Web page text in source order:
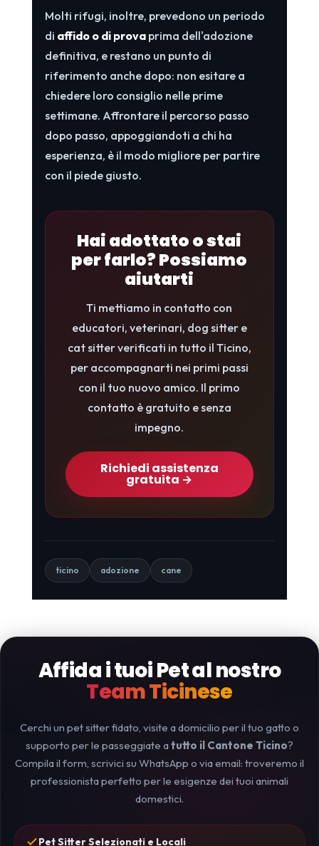
Molti rifugi, inoltre, prevedono un periodo
di affido o di provaprima dell'adozione
definitiva, e restano un punto di
riferimento anche dopo: non esitare a
chiedere loro consiglio nelle prime
settimane. Affrontare il percorso passo
dopo passo, appoggiandoti a chi ha
esperienza, è il modo migliore per partire
con il piede giusto.
Hai adottato o stai
per farlo? Possiamo
aiutarti
Ti mettiamo in contatto con
educatori, veterinari, dog sitter e
cat sitter verificati in tutto il Ticino,
per accompagnarti nei primi passi
con il tuo nuovo amico. Il primo
contatto è gratuito e senza
impegno.
Richiedi assistenza
gratuita →
ticino adozione cane
Affida i tuoi Pet al nostro
Team Ticinese
Cerchi un pet sitter fidato, visite a domicilio per il tuo gatto o
supporto per le passeggiate atutto il Cantone Ticino?
Compila il form, scrivici su WhatsApp o via email: troveremo il
professionista perfetto per le esigenze dei tuoi animali
domestici.
Pet Sitter Selezionati e Locali